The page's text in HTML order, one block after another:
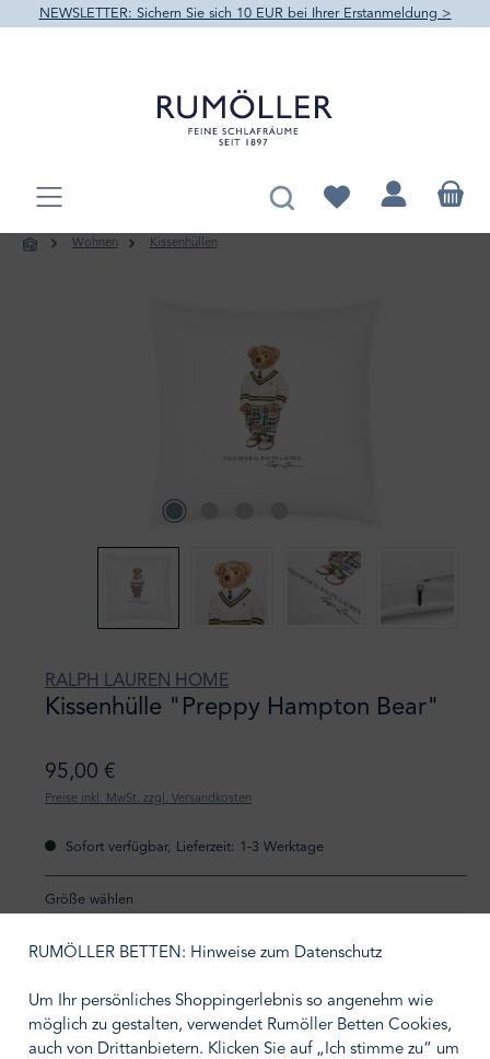
springen
NEWSLETTER: Sichern Sie sich 10 EUR bei Ihrer Erstanmeldung >
Du hast 0 Produkte
Wohnen Kissenhüllen
RALPH LAUREN HOME
Kissenhülle "Preppy Hampton Bear"
95,00 €
Preise inkl. MwSt. zzgl. Versandkosten
Sofort verfügbar, Lieferzeit: 1-3 Werktage
Größe wählen
IN DEN WARENKORB
RUMÖLLER BETTEN: Hinweise zum Datenschutz
Um Ihr persönliches Shoppingerlebnis so angenehm wie
möglich zu gestalten, verwendet Rumöller Betten Cookies,
auch von Drittanbietern. Klicken Sie auf „Ich stimme zu“ um